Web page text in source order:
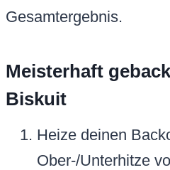
Gesamtergebnis.
Meisterhaft
Biskuit
Heize deinen
Ober-/Unterhitze